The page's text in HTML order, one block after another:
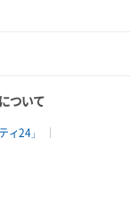
ついて
ィ24」